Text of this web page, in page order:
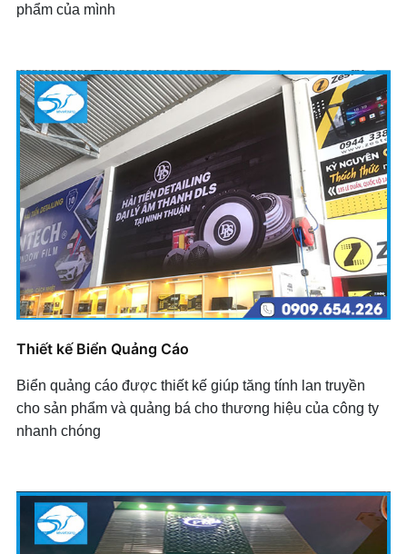
phẩm của mình
Thiết kế Biển Quảng Cáo
Biển quảng cáo được thiết kế giúp tăng tính lan truyền
cho sản phẩm và quảng bá cho thương hiệu của công ty
nhanh chóng